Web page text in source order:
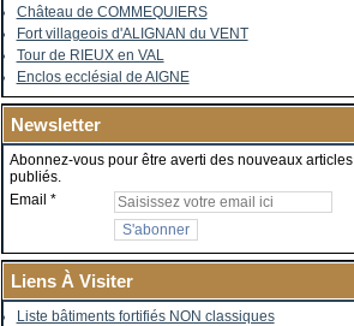
Château de COMMEQUIERS
Fort villageois d'ALIGNAN du VENT
Tour de RIEUX en VAL
Enclos ecclésial de AIGNE
Newsletter
Abonnez-vous pour être averti des nouveaux articles
publiés.
Email
Liens À Visiter
Liste bâtiments fortifiés NON classiques